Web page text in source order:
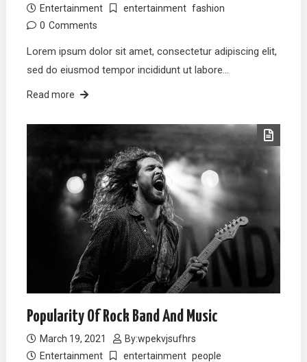
Entertainment
entertainment fashion
0 Comments
Lorem ipsum dolor sit amet, consectetur adipiscing elit,
sed do eiusmod tempor incididunt ut labore…
Read more
Popularity Of Rock Band And Music
March 19, 2021 By:wpekvjsufhrs
Entertainment
entertainment people